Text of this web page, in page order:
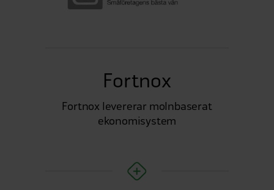
Fortnox
Fortnox levererar molnbaserat
ekonomisystem